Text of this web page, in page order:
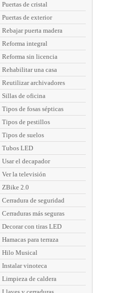
Puertas de cristal
Puertas de exterior
Rebajar puerta madera
Reforma integral
Reforma sin licencia
Rehabilitar una casa
Reutilizar archivadores
Sillas de oficina
Tipos de fosas sépticas
Tipos de pestillos
Tipos de suelos
Tubos LED
Usar el decapador
Ver la televisión
ZBike 2.0
Cerradura de seguridad
Cerraduras más seguras
Decorar con tiras LED
Hamacas para terraza
Hilo Musical
Instalar vinoteca
Limpieza de caldera